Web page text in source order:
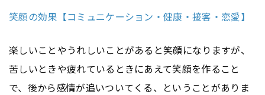
笑顔の効果【コミュニケーション・健康・接客・恋愛】
楽しいことやうれしいことがあると笑顔になりますが、
苦しいときや疲れているときにあえて笑顔を作ること
で、後から感情が追いついてくる、ということがありま